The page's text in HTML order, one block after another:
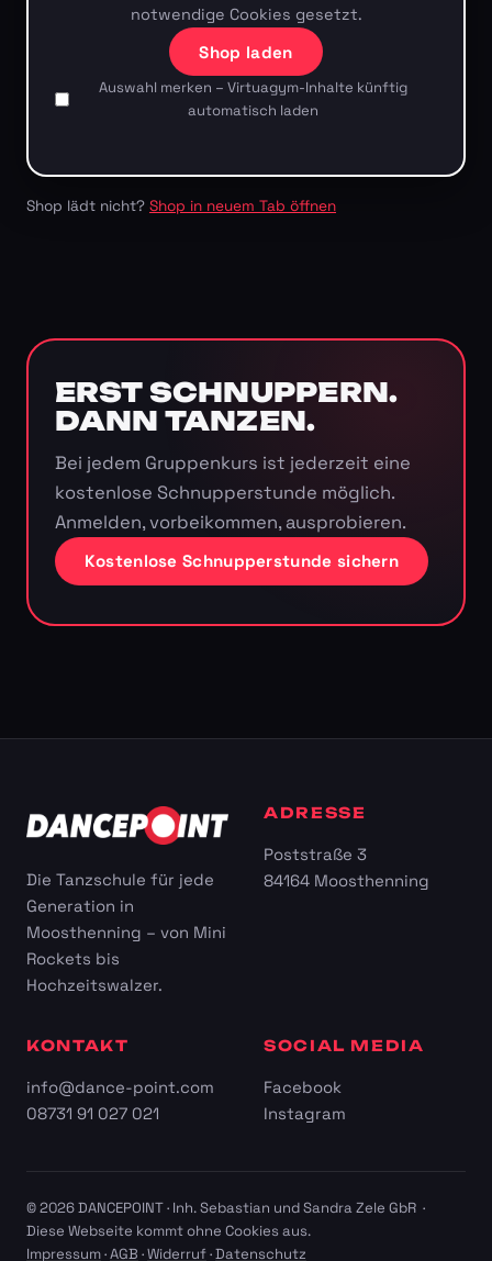
notwendige Cookies gesetzt.
Shop laden
Auswahl merken – Virtuagym-Inhalte künftig
automatisch laden
Shop lädt nicht? Shop in neuem Tab öffnen
ERST SCHNUPPERN.
DANN TANZEN.
Bei jedem Gruppenkurs ist jederzeit eine
kostenlose Schnupperstunde möglich.
Anmelden, vorbeikommen, ausprobieren.
Kostenlose Schnupperstunde sichern
Die Tanzschule für jede
Generation in
Moosthenning – von Mini
Rockets bis
Hochzeitswalzer.
ADRESSE
Poststraße 3
84164 Moosthenning
KONTAKT
info@dance-point.com
08731 91 027 021
SOCIAL MEDIA
Facebook
Instagram
© 2026 DANCEPOINT · Inh. Sebastian und Sandra Zele GbR ·
Diese Webseite kommt ohne Cookies aus.
Impressum·AGB ·Widerruf·Datenschutz